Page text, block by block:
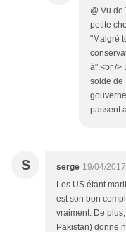
@ Vu de
petite
"Malgré
à".<br />
solde de
passent
S serge 19/04/
Les US étant
est son bon
vraiment. De
Pakistan) donne